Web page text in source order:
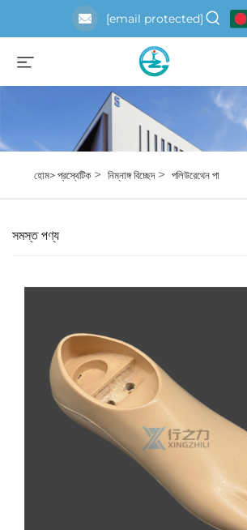
[email protected]
হোম>প্রস্থেটিক> নিম্নাঙ্গ বিচ্ছেদ> পলিউরেথেন পা
সমস্ত পণ্য